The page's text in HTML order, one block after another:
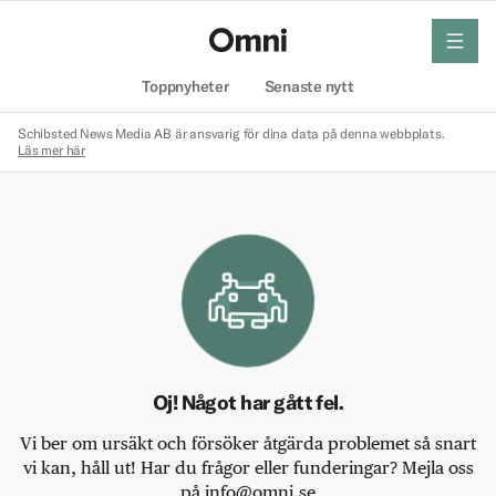
Toppnyheter Senaste nytt
meny
Schibsted News Media AB är ansvarig för dina data på denna webbplats.
Läs mer här
Oj! Något har gått fel.
Vi ber om ursäkt och försöker åtgärda problemet så snart
vi kan, håll ut! Har du frågor eller funderingar? Mejla oss